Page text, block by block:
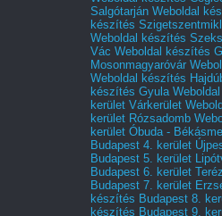
Salgótarján Weboldal
készítés
Weboldal készítés
Vác Weboldal készítés
Mosonmagyaróvár
Weboldal készítés
készítés Gyula
kerület Várkerület
kerület Rózsadomb
kerület Óbuda -
Budapest 4. kerület
Budapest 5. kerület
Budapest 6. kerület
Budapest 7. kerület
készítés Budapest 8.
készítés Budapest 9.